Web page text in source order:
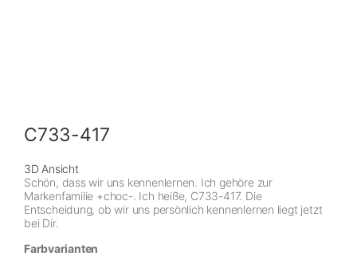
C733-417
3D Ansicht
Schön, dass wir uns kennenlernen. Ich gehöre zur
Markenfamilie +choc-. Ich heiße, C733-417. Die
Entscheidung, ob wir uns persönlich kennenlernen liegt jetzt
bei Dir.
Farbvarianten